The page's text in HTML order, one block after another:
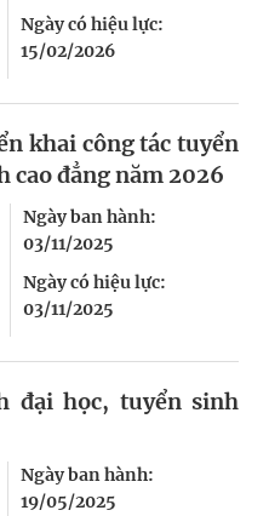
Ngày có hiệu lực:
15/02/2026
khai công tác tuyển
cao đẳng năm 2026
Ngày ban hành:
03/11/2025
Ngày có hiệu lực:
03/11/2025
đại học, tuyển sinh
Ngày ban hành:
19/05/2025